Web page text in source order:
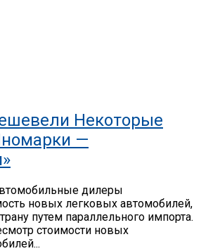
Некоторые
—
дилеры
новых легковых автомобилей,
путем параллельного импорта.
стоимости новых